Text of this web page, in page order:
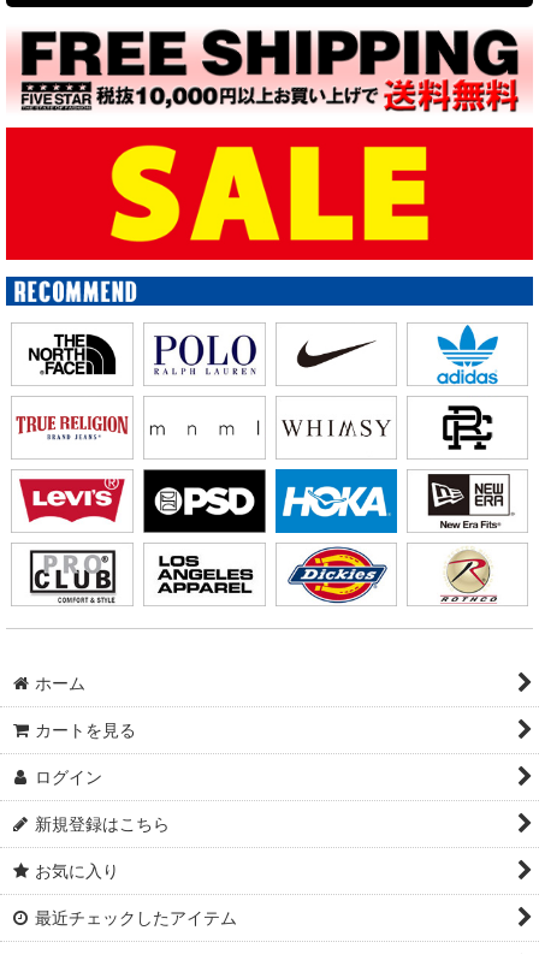
ホーム
カートを見る
ログイン
新規登録はこちら
お気に入り
最近チェックしたアイテム